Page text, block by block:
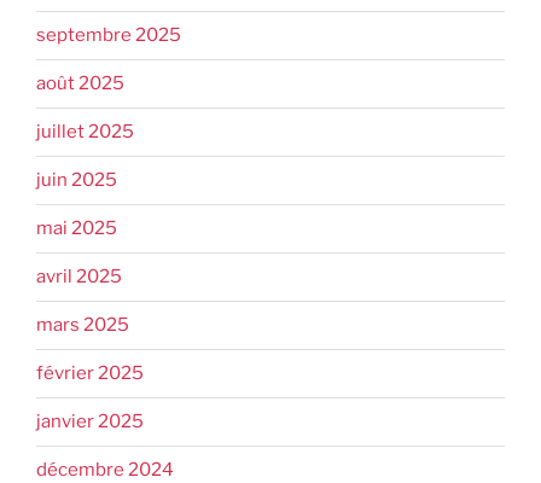
septembre 2025
août 2025
juillet 2025
juin 2025
mai 2025
avril 2025
mars 2025
février 2025
janvier 2025
décembre 2024